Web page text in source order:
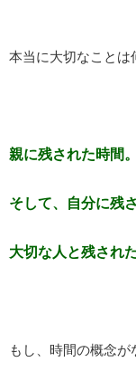
本当に大切なことは
親に残された時間。
そして、自分に残
大切な人と残され
もし、時間の概念が